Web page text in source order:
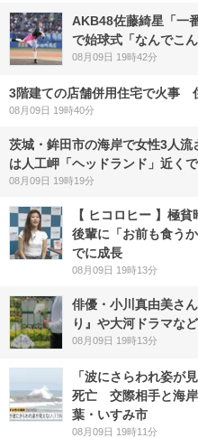
AKB48佐藤綺星「一
で始球式「なんでこ
08月09日 19時42分
3階建ての店舗併用住宅で火事
08月09日 19時40分
茨城・鉾田市の海岸で女性3人
は人工岬「ヘッドランド」近く
08月09日 19時19分
【 ヒコロヒー 】極
後輩に「お前も食う
でに成長
08月09日 19時13分
俳優・小川真由美さ
り』や大河ドラマな
08月09日 19時13分
「波にさらわれ姿が
死亡 交際相手と海
葉・いすみ市
08月09日 19時11分